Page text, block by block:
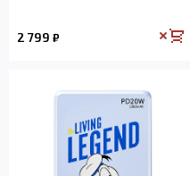
2 799 ₽